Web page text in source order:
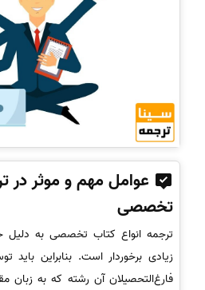
عوامل مهم و موثر در
تخصصی
ترجمه انواع کتاب تخصصی به
زیادی برخوردار است. بنابراین باید
فارغ‌التحصیلان آن رشته که به زبان